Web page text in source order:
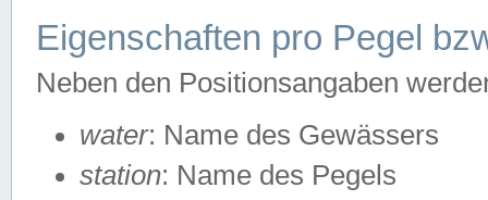
Eigenschaften pro Pegel
Neben den Positionsangaben
water: Name des Gewässers
station: Name des Pegels